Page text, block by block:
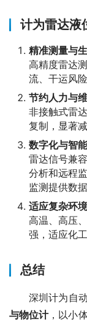
计为雷达液
精准测量与
高精度雷达
流、干运风
节约人力与
非接触式雷
复制，显著
数字化与智
雷达信号兼
分析和远程
监测提供数据
适应复杂环境
高温、高压
强，适应化
总结
深圳计为自动
与物位计，以小